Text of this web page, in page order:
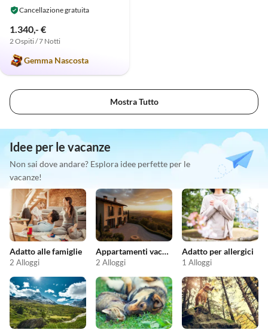
Cancellazione gratuita
1.340,- €
2 Ospiti / 7 Notti
Gemma Nascosta
Mostra Tutto
Idee per le vacanze
Non sai dove andare? Esplora idee perfette per le
vacanze!
Adatto alle famiglie
2 Alloggi
Appartamenti vacanze economici
2 Alloggi
Adatto per allergici
1 Alloggi